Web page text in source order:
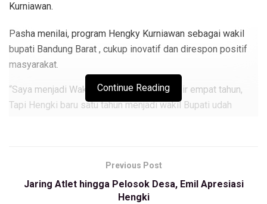
Kurniawan.
Pasha menilai, program Hengky Kurniawan sebagai wakil
bupati Bandung Barat , cukup inovatif dan direspon positif
masyarakat.
“Saya menjadi Wakil Walikota sudah hampir empat tahun,
Tapi Hengki baru satu tahun menjadi wakil Bupati udah
pemerintan Daerah KBB untuk menjaring Atlet-atlet dari
Continue Reading
Previous Post
Jaring Atlet hingga Pelosok Desa, Emil Apresiasi
Hengki